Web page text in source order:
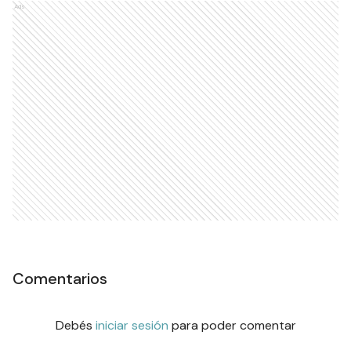
Ads
Comentarios
Debés iniciar sesión para poder comentar